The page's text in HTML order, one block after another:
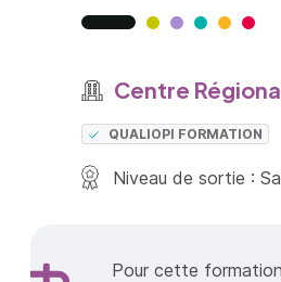
Centre
QUALIOPI FORMATION
Niveau de sortie :
Pour cette formation